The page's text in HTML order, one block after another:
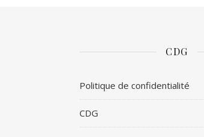
CDG
Politique de confidentialité
CDG